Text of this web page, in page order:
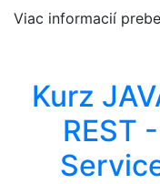
Viac informacií
Kurz
REST